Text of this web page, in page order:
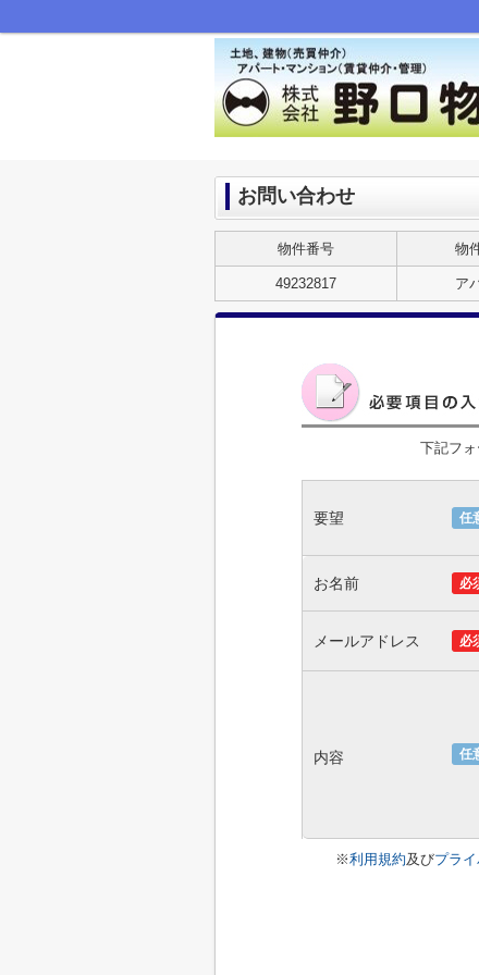
お問い合わせ
物件番号 物
49232817 ア
下記フ
要望 任
お名前 必
メールアドレス 必
内容 任
※利用規約及びプラ